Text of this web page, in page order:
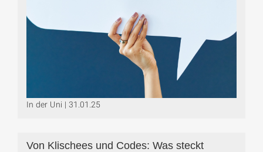
In der Uni | 31.01.25
Von Klischees und Codes: Was steckt